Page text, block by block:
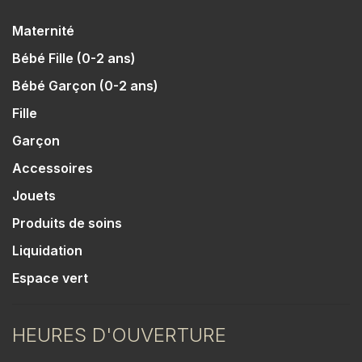
Maternité
Bébé Fille (0-2 ans)
Bébé Garçon (0-2 ans)
Fille
Garçon
Accessoires
Jouets
Produits de soins
Liquidation
Espace vert
HEURES D'OUVERTURE